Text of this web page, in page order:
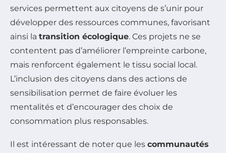
services permettent aux citoyens de s’unir pour
développer des ressources communes, favorisant
ainsi la transition écologique. Ces projets ne se
contentent pas d’améliorer l’empreinte carbone,
mais renforcent également le tissu social local.
L’inclusion des citoyens dans des actions de
sensibilisation permet de faire évoluer les
mentalités et d’encourager des choix de
consommation plus responsables.
Il est intéressant de noter que les communautés